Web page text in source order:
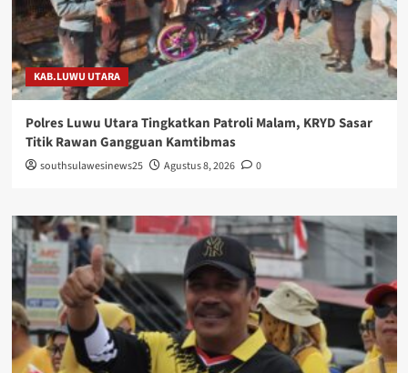
KAB.LUWU UTARA
Polres Luwu Utara Tingkatkan Patroli Malam, KRYD Sasar
Titik Rawan Gangguan Kamtibmas
southsulawesinews25 Agustus 8, 2026 0